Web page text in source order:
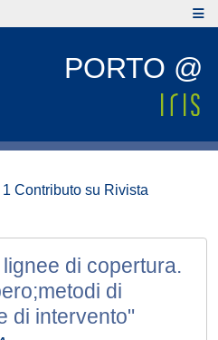
PORTO @
1 Contributo su Rivista
di copertura.
di
di intervento"